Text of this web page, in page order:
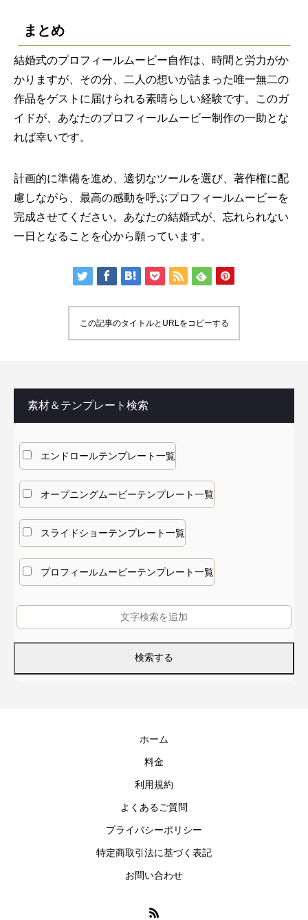
まとめ
結婚式のプロフィールムービー自作は、時間と労力がか
かりますが、その分、二人の想いが詰まった唯一無二の
作品をゲストに届けられる素晴らしい経験です。このガ
イドが、あなたのプロフィールムービー制作の一助とな
れば幸いです。
計画的に準備を進め、適切なツールを選び、著作権に配
慮しながら、最高の感動を呼ぶプロフィールムービーを
完成させてください。あなたの結婚式が、忘れられない
一日となることを心から願っています。
この記事のタイトルとURLをコピーする
素材＆テンプレート検索
エンドロールテンプレート一覧
オープニングムービーテンプレート一覧
スライドショーテンプレート一覧
プロフィールムービーテンプレート一覧
ホーム
料金
利用規約
よくあるご質問
プライバシーポリシー
特定商取引法に基づく表記
お問い合わせ